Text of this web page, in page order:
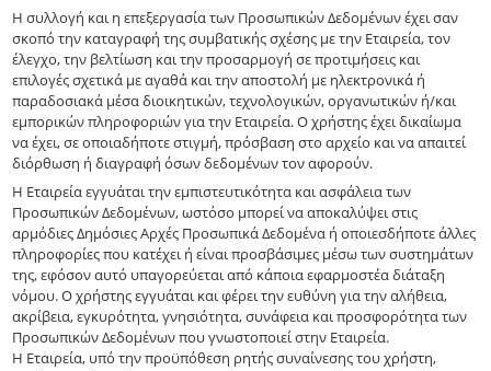
Η συλλογή και η επεξεργασία των Προσωπικών Δεδομένων έχει σαν
σκοπό την καταγραφή της συμβατικής σχέσης με την Εταιρεία, τον
έλεγχο, την βελτίωση και την προσαρμογή σε προτιμήσεις και
επιλογές σχετικά με αγαθά και την αποστολή με ηλεκτρονικά ή
παραδοσιακά μέσα διοικητικών, τεχνολογικών, οργανωτικών ή/και
εμπορικών πληροφοριών για την Εταιρεία. Ο χρήστης έχει δικαίωμα
να έχει, σε οποιαδήποτε στιγμή, πρόσβαση στο αρχείο και να απαιτεί
διόρθωση ή διαγραφή όσων δεδομένων τον αφορούν.
Η Εταιρεία εγγυάται την εμπιστευτικότητα και ασφάλεια των
Προσωπικών Δεδομένων, ωστόσο μπορεί να αποκαλύψει στις
αρμόδιες Δημόσιες Αρχές Προσωπικά Δεδομένα ή οποιεσδήποτε άλλες
πληροφορίες που κατέχει ή είναι προσβάσιμες μέσω των συστημάτων
της, εφόσον αυτό υπαγορεύεται από κάποια εφαρμοστέα διάταξη
νόμου. Ο χρήστης εγγυάται και φέρει την ευθύνη για την αλήθεια,
ακρίβεια, εγκυρότητα, γνησιότητα, συνάφεια και προσφορότητα των
Προσωπικών Δεδομένων που γνωστοποιεί στην Εταιρεία.
Η Εταιρεία, υπό την προϋπόθεση ρητής συναίνεσης του χρήστη,